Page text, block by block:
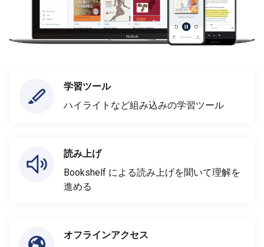
学習ツール
ハイライトなど組み込みの学習ツール
読み上げ
Bookshelf による読み上げを聞いて理解を
進める
オフラインアクセス